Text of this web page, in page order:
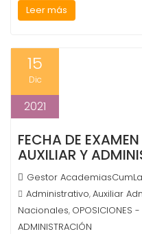
Leer más
15
Dic
2021
FECHA DE
AUXILIAR Y
Gestor
Administrativo,Auxiliar
Nacionales, OPOSICIONES -
ADMINISTRACIÓN